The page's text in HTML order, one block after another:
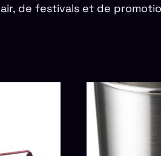
de festivals et de